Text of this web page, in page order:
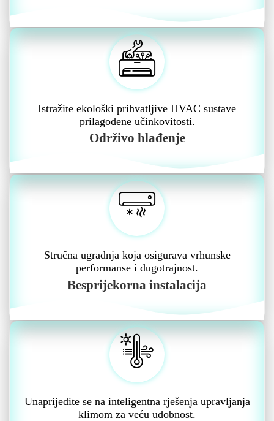
Istražite ekološki prihvatljive HVAC sustave
prilagođene učinkovitosti.
Održivo hlađenje
Stručna ugradnja koja osigurava vrhunske
performanse i dugotrajnost.
Besprijekorna instalacija
Unaprijedite se na inteligentna rješenja upravljanja
klimom za veću udobnost.